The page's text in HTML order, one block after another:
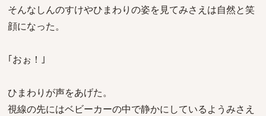
そんなしんのすけやひまわりの姿を見てみさえは自然と笑
顔になった。
｢おぉ！｣
ひまわりが声をあげた。
視線の先にはベビーカーの中で静かにしているようみさえ